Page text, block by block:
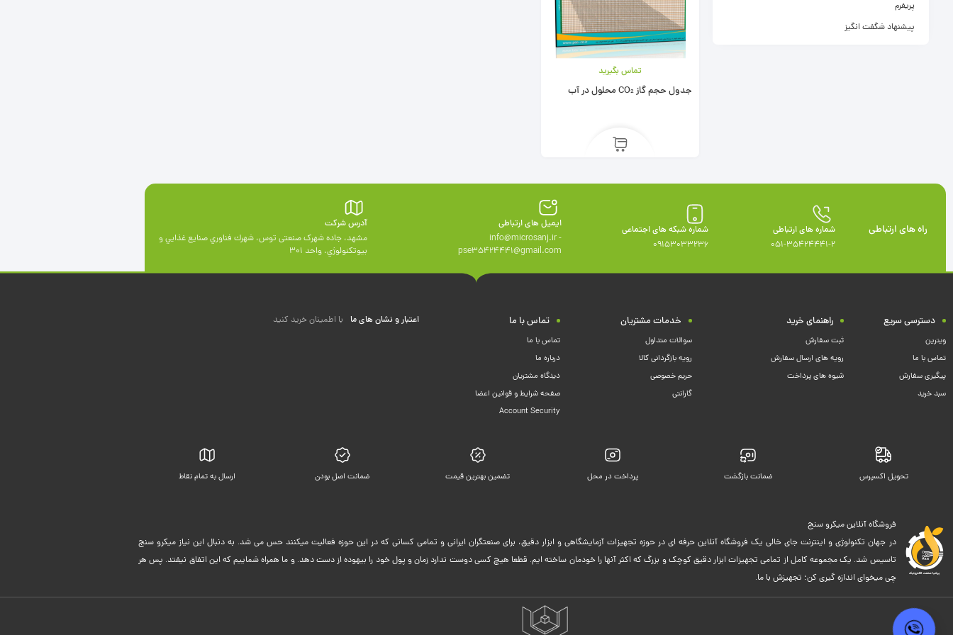
تماس بگیرید
جدول حجم گاز CO₂ محلول در آب
پریفرم
پیشنهاد شگفت انگیز
راه های ارتباطی
شماره های ارتباطی
051-35424441-2
شماره شبکه های اجتماعی
09153033236
ایمیل های ارتباطی
info@microsanj.ir -
pse35424441@gmail.com
آدرس شرکت
مشهد، جاده شهرک صنعتی توس، شهرك فناوري صنايع غذايي و
بيوتكنولوژي، واحد 301
دسترسی سریع
ویترین
تماس با ما
پیگیری سفارش
سبد خرید
راهنمای خرید
ثبت سفارش
رویه های ارسال سفارش
شیوه های پرداخت
خدمات مشتریان
سوالات متداول
رویه بازگردانی کالا
حریم خصوصی
گارانتی
تماس با ما
تماس با ما
درباره ما
دیدگاه مشتریان
صفحه شرایط و قوانین اعضا
Account Security
اعتبار و نشان های ما با اطمینان خرید کنید
تحویل اکسپرس ضمانت بازگشت پرداخت در محل تضمین بهترین قیمت ضمانت اصل بودن ارسال به تمام نقاط
فروشگاه آنلاین میکرو سنج
در جهان تکنولوژی و اینترنت جای خالی یک فروشگاه آنلاین حرفه ای در حوزه تجهیزات آزمایشگاهی و ابزار دقیق، برای صنعتگران ایرانی و تمامی کسانی که در این حوزه فعالیت میکنند حس می شد. به دنبال این نیاز میکرو سنج
تاسیس شد. یک مجموعه کامل از تمامی تجهیزات ابزار دقیق کوچک و بزرگ که اکثر آنها را خودمان ساخته ایم. قطعا هیچ کسی دوست ندارد زمان و پول خود را بیهوده از دست دهد. و ما همراه شماییم که این اتفاق نیفتد. پس هر
چی میخوای اندازه گیری کن؛ تجهیزش با ما.